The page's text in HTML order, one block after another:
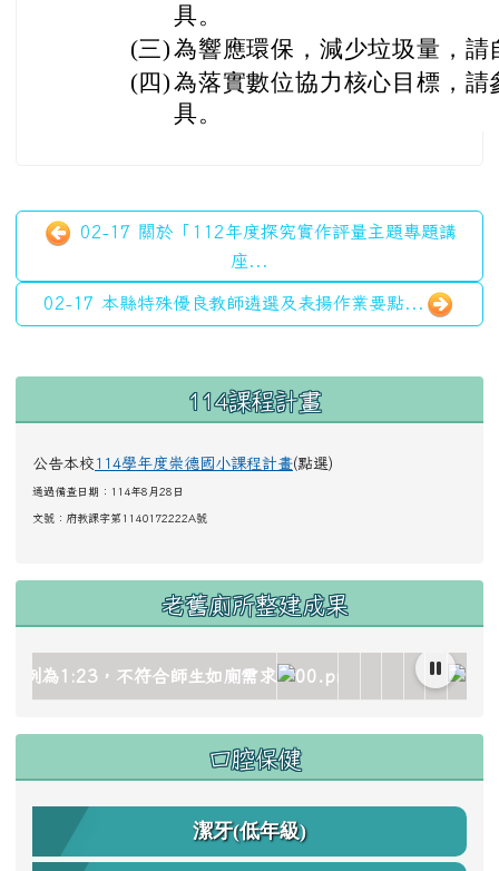
具。
(三)為響應環保，減少垃圾量，請
(四)為落實數位協力核心目標，
具。
02-17 關於「112年度探究實作評量主題專題講
座...
02-17 本縣特殊優良教師遴選及表揚作業要點...
114課程計畫
公告本校 114學年度崇德國小課程計畫(點選)
通過備查日期：114年8月28日
文號： 府教課字第1140172222A號
老舊廁所整建成果
gallery_511959_1_oez.jpg title= rel=fgallery511959
gallery_511959_2_dQJ.jpg title=
gallery_511959_3_4Oh.jpg title=
image/gallery_511959_4_sSR.jpg title=
image/gallery_511959_5_htO.jpg title=
uploads/tad_blocks/image/
link to https://www.cdps.hlc.edu.tw/uploads/
link to https://
link to https://
link to
link to
link to
link
口腔保健
潔牙(低年級)